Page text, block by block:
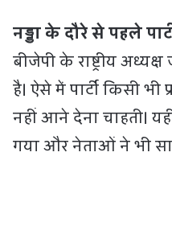
नड्डा के दौरे से पहले
बीजेपी के राष्ट्रीय
है। ऐसे में पार्टी किसी
नहीं आने देना चाहती।
गया और नेताओं ने भी